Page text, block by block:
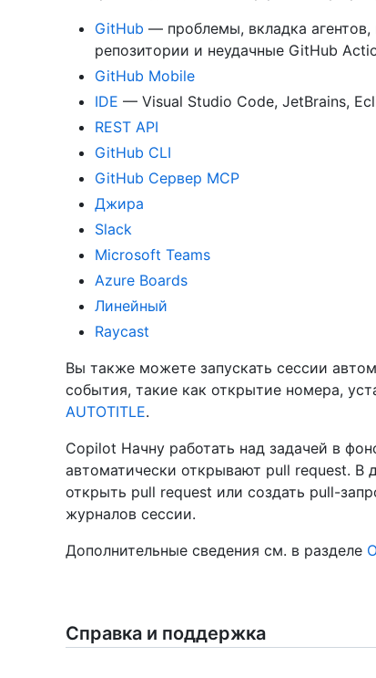
GitHub — проблемы, вкладка агентов,
репозитории и неудачные GitHub
GitHub Mobile
IDE — Visual Studio Code, JetBrains,
REST API
GitHub CLI
GitHub Сервер MCP
Джира
Slack
Microsoft Teams
Azure Boards
Линейный
Raycast
Вы также можете запускать сессии
события, такие как открытие номера,
AUTOTITLE.
Copilot Начну работать над задачей в
автоматически открывают pull request. В
открыть pull request или создать pull-
журналов сессии.
Дополнительные сведения см. в разделе
Справка и поддержка